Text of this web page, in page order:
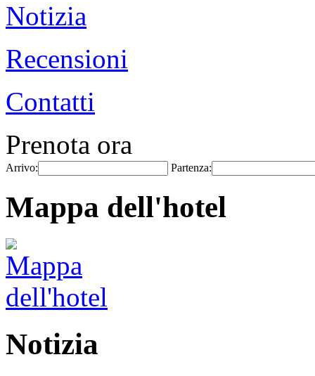
Notizia
Recensioni
Contatti
Prenota ora
Arrivo: Partenza:
Mappa dell'hotel
Notizia